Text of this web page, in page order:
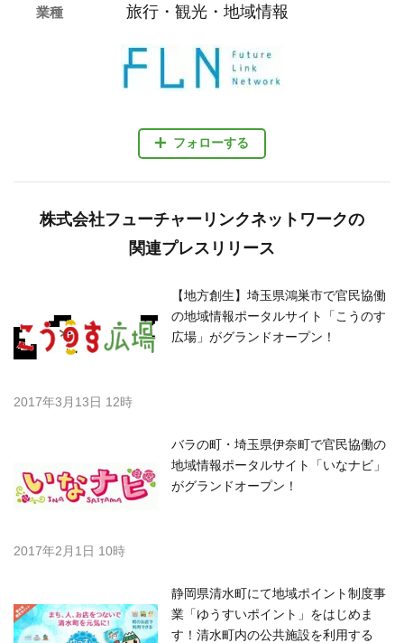
フォローする
業種 旅行・観光・地域情報
株式会社フューチャーリンクネットワークの
関連プレスリリース
【地方創生】埼玉県鴻巣市で官民協働
の地域情報ポータルサイト「こうのす
広場」がグランドオープン！
2017年3月13日 12時
バラの町・埼玉県伊奈町で官民協働の
地域情報ポータルサイト「いなナビ」
がグランドオープン！
2017年2月1日 10時
静岡県清水町にて地域ポイント制度事
業「ゆうすいポイント」をはじめま
す！清水町内の公共施設を利用する